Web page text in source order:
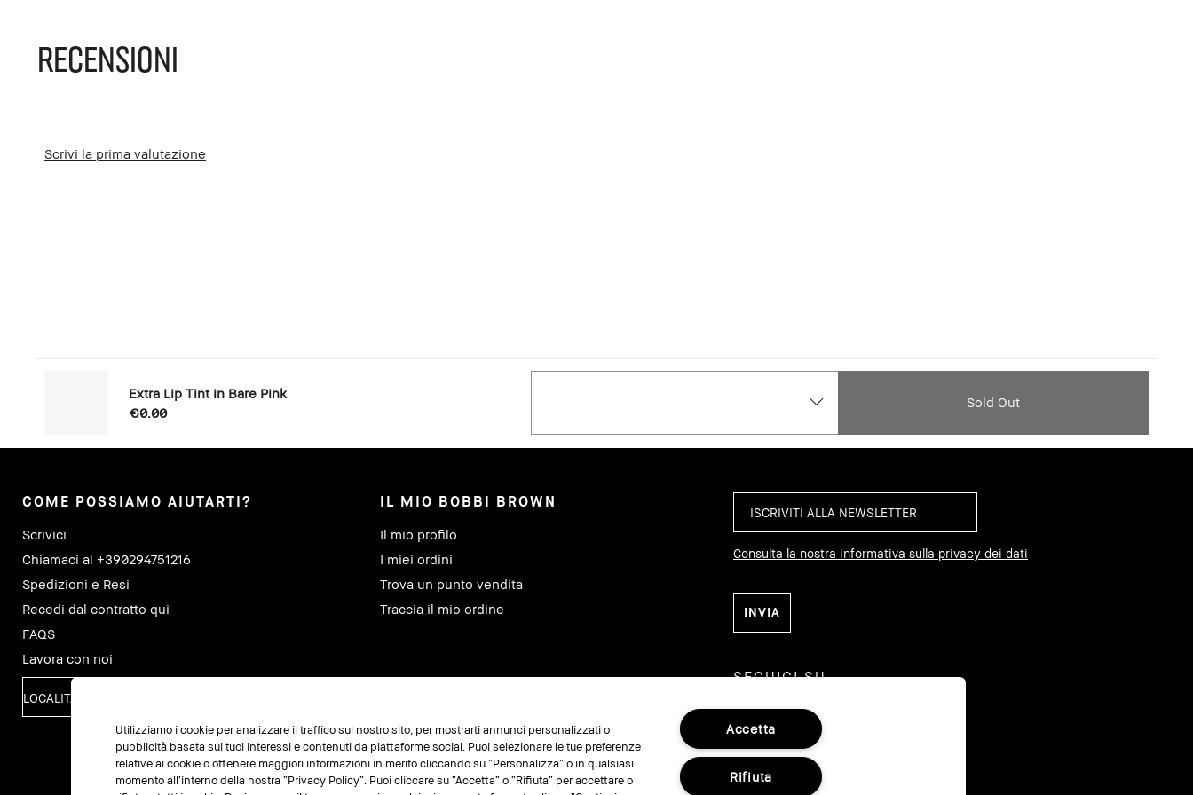
RECENSIONI
Scrivi la prima valutazione
Extra Lip Tint in Bare Pink
€0.00
Sold Out
COME POSSIAMO AIUTARTI?
Scrivici
Chiamaci al +390294751216
Spedizioni e Resi
Recedi dal contratto qui
FAQS
Lavora con noi
LOCALITÀ
IL MIO BOBBI BROWN
Il mio profilo
I miei ordini
Trova un punto vendita
Traccia il mio ordine
Consulta la nostra informativa sulla privacy dei dati
SEGUICI SU
Utilizziamo i cookie per analizzare il traffico sul nostro sito, per mostrarti annunci personalizzati o
pubblicità basata sui tuoi interessi e contenuti da piattaforme social. Puoi selezionare le tue preferenze
relative ai cookie o ottenere maggiori informazioni in merito cliccando su “Personalizza” o in qualsiasi
momento all’interno della nostra “Privacy Policy”. Puoi cliccare su “Accetta” o “Rifiuta” per accettare o
Accetta
Rifiuta